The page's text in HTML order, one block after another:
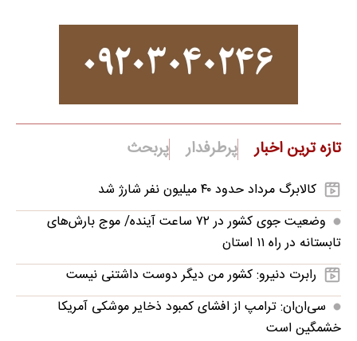
تازه ترین اخبار پرطرفدار پربحث
کالابرگ مرداد حدود ۴۰‌ میلیون نفر شارژ شد
وضعیت جوی کشور در ۷۲ ساعت آینده/ موج بارش‌های
تابستانه در راه ۱۱ استان
رابرت دنیرو: کشور من دیگر دوست داشتنی نیست
سی‌ان‌ان: ترامپ از افشای کمبود ذخایر موشکی آمریکا
خشمگین است